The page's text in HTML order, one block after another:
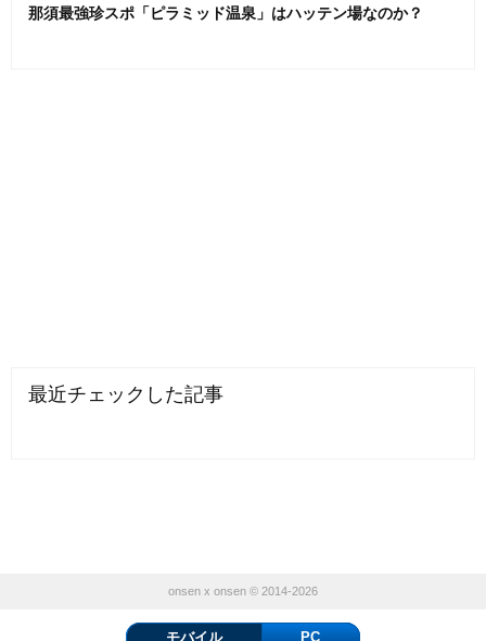
那須最強珍スポ「ピラミッド温泉」はハッテン場なのか？
最近チェックした記事
onsen x onsen © 2014-2026
モバイル PC